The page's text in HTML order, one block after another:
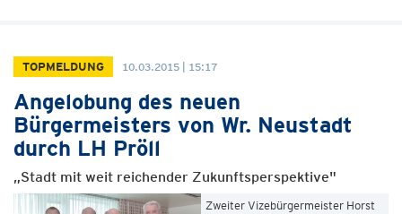
TOPMELDUNG 10.03.2015 | 15:17
Angelobung des neuen
Bürgermeisters von Wr. Neustadt
durch LH Pröll
„Stadt mit weit reichender Zukunftsperspektive"
Zweiter Vizebürgermeister Horst